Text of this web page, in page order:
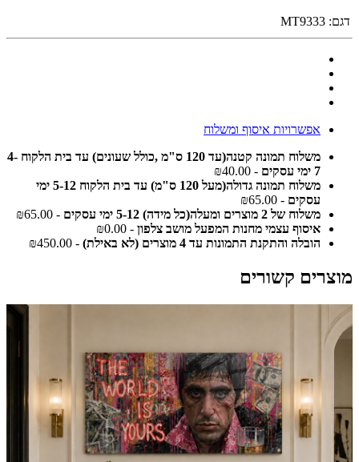
דגם: MT9333
אפשרויות איסוף ומשלוח
משלוח תמונה קטנה(עד 120 ס"מ ,כולל שעונים) עד בית הלקוח 4-
7 ימי עסקים
- ₪40.00
משלוח תמונה גדולה(מעל 120 ס"מ) עד בית הלקוח 5-12 ימי
עסקים - ₪65.00
משלוח של 2 מוצרים ומעלה(כל מידה) 5-12 ימי עסקים
- ₪65.00
איסוף עצמי מחנות המפעל מושב צלפון - ₪0.00
הובלה והתקנת התמונות עד 4 מוצרים (לא באילת)
- ₪450.00
מוצרים קשורים